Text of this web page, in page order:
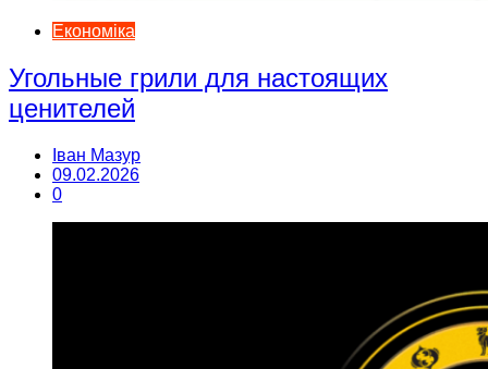
Економіка
Угольные грили для настоящих
ценителей
Іван Мазур
09.02.2026
0